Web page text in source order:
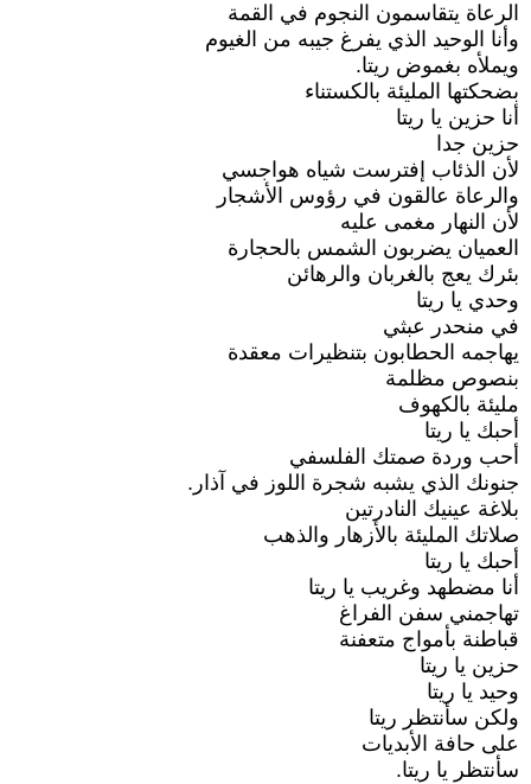
الرعاة يتقاسمون النجوم في القمة
وأنا الوحيد الذي يفرغ جيبه من الغيوم
ويملأه بغموض ريتا.
بضحكتها المليئة بالكستناء
أنا حزين يا ريتا
حزين جدا
لأن الذئاب إفترست شياه هواجسي
والرعاة عالقون في رؤوس الأشجار
لأن النهار مغمى عليه
العميان يضربون الشمس بالحجارة
بئرك يعج بالغربان والرهائن
وحدي يا ريتا
في منحدر عبثي
يهاجمه الحطابون بتنظيرات معقدة
بنصوص مظلمة
مليئة بالكهوف
أحبك يا ريتا
أحب وردة صمتك الفلسفي
جنونك الذي يشبه شجرة اللوز في آذار.
بلاغة عينيك النادرتين
صلاتك المليئة بالأزهار والذهب
أحبك يا ريتا
أنا مضطهد وغريب يا ريتا
تهاجمني سفن الفراغ
قباطنة بأمواج متعفنة
حزين يا ريتا
وحيد يا ريتا
ولكن سأنتظر ريتا
على حافة الأبديات
سأنتظر يا ريتا.